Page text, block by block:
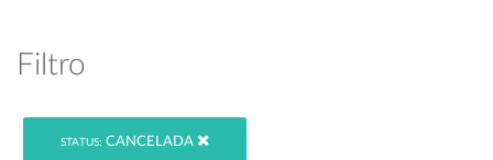
Filtro
STATUS: CANCELADA